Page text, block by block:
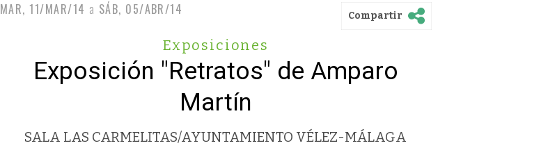
MAR, 11/MAR/14 a SÁB, 05/ABR/14 Compartir
Exposiciones
Exposición "Retratos" de Amparo
Martín
SALA LAS CARMELITAS/AYUNTAMIENTO VÉLEZ-MÁLAGA